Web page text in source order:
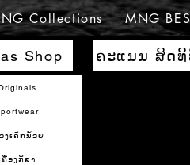
Collections MNG
Shop ຄະແນນ ສິດທິ
ງເດັກນ້ອຍ
ຄື່ອງກິລາ